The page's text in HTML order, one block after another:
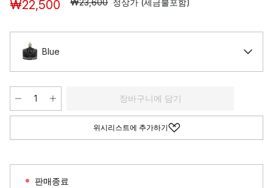
₩22,500
Blue
장바구니에 담기
위시리스트에 추가하기
판매종료